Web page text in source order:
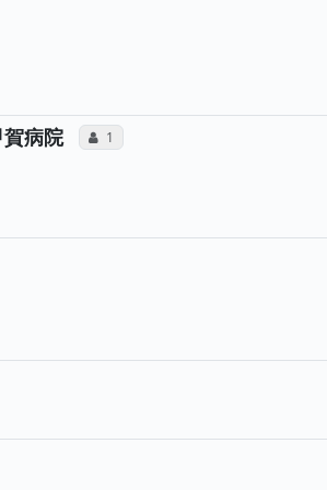
・タイプ（合算）
のコミュニケーション・タイプが合計
病院 コミュニケーション・タイプ（合算）
1 所属医師へのコミュニケ
タイプ（合算）
コミュニケーション・タイプが合計2
者さんの感想が合計1件投稿されてい
）ーション・タイプが合計4票投票され